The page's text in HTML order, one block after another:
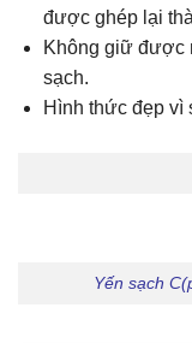
được ghép lại
Không giữ được
sạch.
Hình thức đẹp vì
Yến sạch